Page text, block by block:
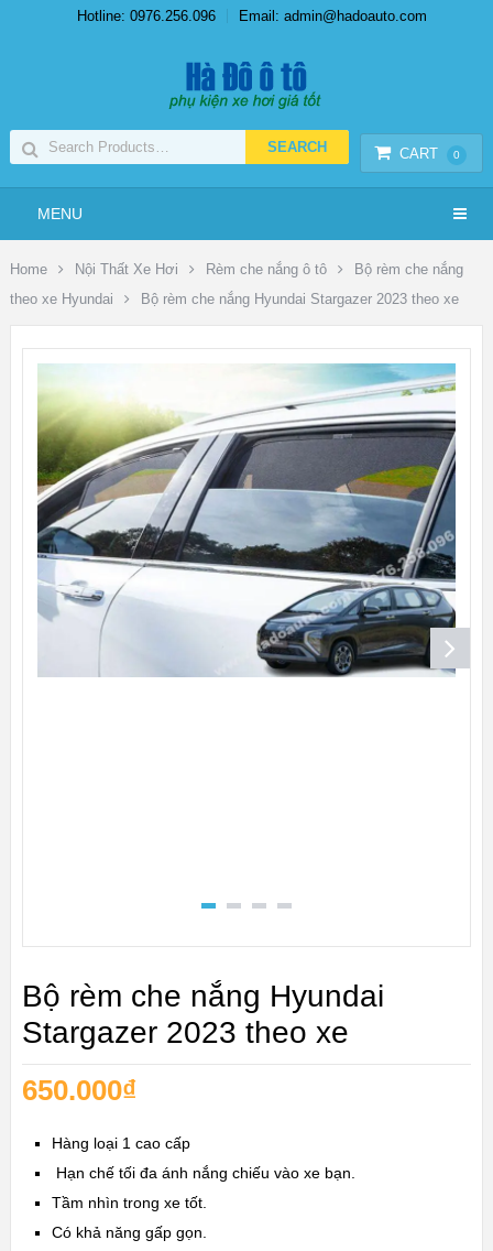
Hotline: 0976.256.096 Email: admin@hadoauto.com
CART 0
MENU
Home Nội Thất Xe Hơi Rèm che nắng ô tô
Bộ rèm che nắng
theo xe Hyundai
Bộ rèm che nắng Hyundai Stargazer 2023 theo xe
Bộ rèm che nắng Hyundai
Stargazer 2023 theo xe
650.000₫
Hàng loại 1 cao cấp
Hạn chế tối đa ánh nắng chiếu vào xe bạn.
Tầm nhìn trong xe tốt.
Có khả năng gấp gọn.